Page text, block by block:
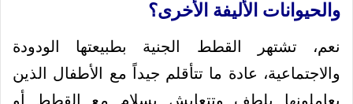
والحيوانات الأليفة الأخرى؟
نعم، تشتهر القطط الجنية بطبيعتها الودودة
والاجتماعية، عادة ما تتأقلم جيداً مع الأطفال الذين
يعاملونها بلطف وتتعايش بسلام مع القطط أو